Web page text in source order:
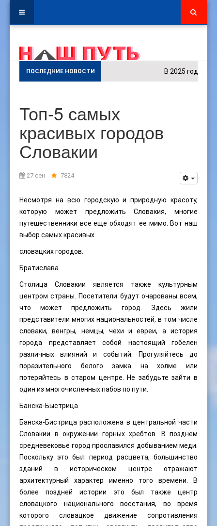
ПОСЛЕДНИЕ НОВОСТИ В 2025 году в
Топ-5 самых
красивых городов
Словакии
27 сен 7824
Несмотря на всю городскую и природную красоту,
которую может предложить Словакия, многие
путешественники все еще обходят ее мимо. Вот наш
выбор самых красивых
словацких городов.
Братислава
Столица Словакии является также культурным
центром страны. Посетители будут очарованы всем,
что может предложить город. Здесь жили
представители многих национальностей, в том числе
словаки, венгры, немцы, чехи и евреи, а история
города представляет собой настоящий гобелен
различных влияний и событий. Прогуляйтесь до
поразительного белого замка на холме или
потеряйтесь в старом центре. Не забудьте зайти в
один из многочисленных пабов по пути.
Банска-Быстрица
Банска-Бистрица расположена в центральной части
Словакии в окружении горных хребтов. В позднем
средневековье город прославился добыванием меди.
Поскольку это был период расцвета, большинство
зданий в историческом центре отражают
архитектурный характер именно того времени. В
более поздней истории это был также центр
словацкого национального восстания, во время
которого словацкое движение сопротивления